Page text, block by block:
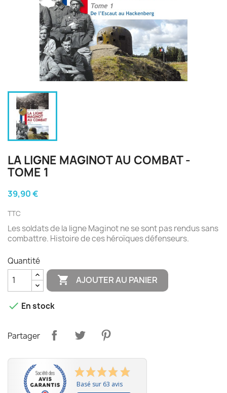
LA LIGNE MAGINOT AU COMBAT -
TOME 1
39,90 €
TTC
Les soldats de la ligne Maginot ne se sont pas rendus sans
combattre. Histoire de ces héroïques défenseurs.
Quantité
 AJOUTER AU PANIER
 En stock
Partager
Basé sur 63 avis